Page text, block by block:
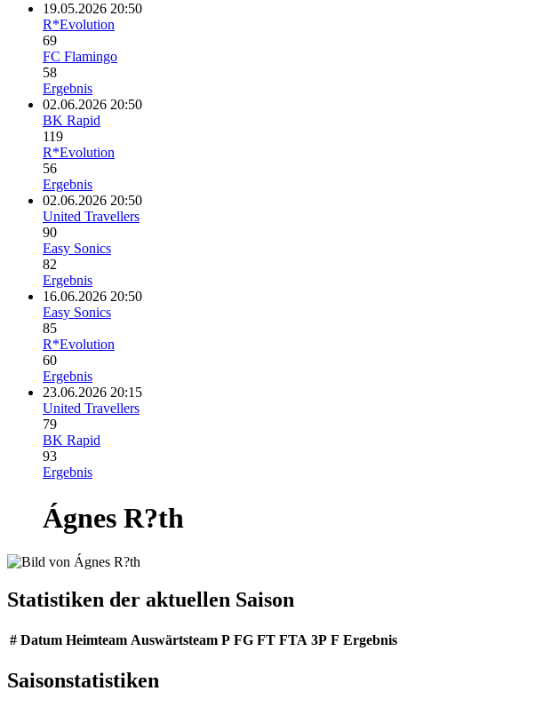
19.05.2026 20:50
R*Evolution
69
FC Flamingo
58
Ergebnis
02.06.2026 20:50
BK Rapid
119
R*Evolution
56
Ergebnis
02.06.2026 20:50
United Travellers
90
Easy Sonics
82
Ergebnis
16.06.2026 20:50
Easy Sonics
85
R*Evolution
60
Ergebnis
23.06.2026 20:15
United Travellers
79
BK Rapid
93
Ergebnis
Ágnes R?th
Statistiken der aktuellen Saison
# Datum Heimteam Auswärtsteam P FG FT FTA 3P F Ergebnis
Saisonstatistiken